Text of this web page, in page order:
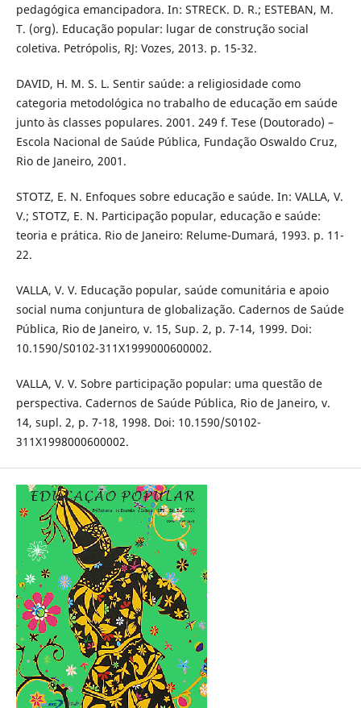
pedagógica emancipadora. In: STRECK. D. R.; ESTEBAN, M.
T. (org). Educação popular: lugar de construção social
coletiva. Petrópolis, RJ: Vozes, 2013. p. 15-32.
DAVID, H. M. S. L. Sentir saúde: a religiosidade como
categoria metodológica no trabalho de educação em saúde
junto às classes populares. 2001. 249 f. Tese (Doutorado) –
Escola Nacional de Saúde Pública, Fundação Oswaldo Cruz,
Rio de Janeiro, 2001.
STOTZ, E. N. Enfoques sobre educação e saúde. In: VALLA, V.
V.; STOTZ, E. N. Participação popular, educação e saúde:
teoria e prática. Rio de Janeiro: Relume-Dumará, 1993. p. 11-
22.
VALLA, V. V. Educação popular, saúde comunitária e apoio
social numa conjuntura de globalização. Cadernos de Saúde
Pública, Rio de Janeiro, v. 15, Sup. 2, p. 7-14, 1999. Doi:
10.1590/S0102-311X1999000600002.
VALLA, V. V. Sobre participação popular: uma questão de
perspectiva. Cadernos de Saúde Pública, Rio de Janeiro, v.
14, supl. 2, p. 7-18, 1998. Doi: 10.1590/S0102-
311X1998000600002.